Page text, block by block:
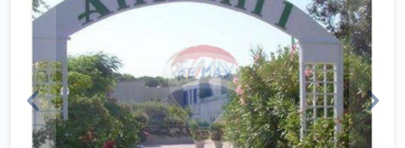
Previous Next